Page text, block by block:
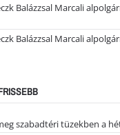
Balázzsal Marcali
Balázzsal Marcali
szabadtéri tüzekben a